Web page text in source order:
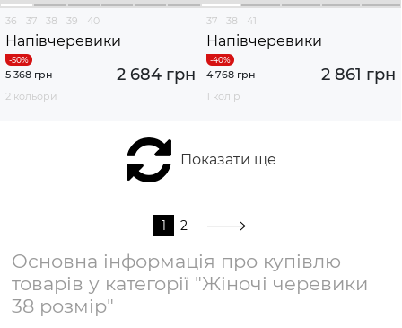
36 37 38 39 40
Напівчеревики
2 684 грн
5 368 грн
2 кольори
37 38 41
Напівчеревики
2 861 грн
4 768 грн
1 колір
Показати ще
1 2
Основна інформація про купівлю
товарів у категорії "Жіночі черевики
38 розмір"